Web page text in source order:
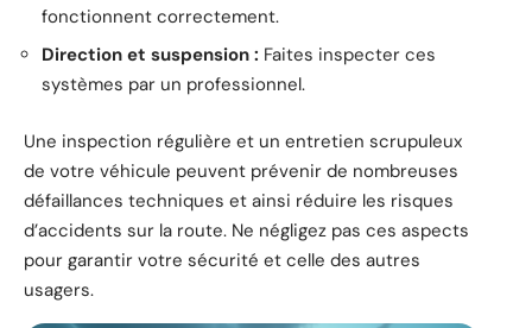
fonctionnent correctement.
Direction et suspension : Faites inspecter ces
systèmes par un professionnel.
Une inspection régulière et un entretien scrupuleux
de votre véhicule peuvent prévenir de nombreuses
défaillances techniques et ainsi réduire les risques
d’accidents sur la route. Ne négligez pas ces aspects
pour garantir votre sécurité et celle des autres
usagers.